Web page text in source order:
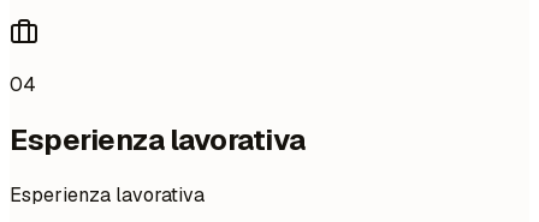
04
Esperienza lavorativa
Esperienza lavorativa